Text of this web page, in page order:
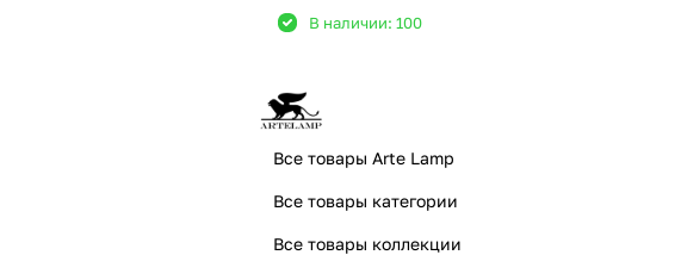
В наличии: 100
Все товары Arte Lamp
Все товары категории
Все товары коллекции